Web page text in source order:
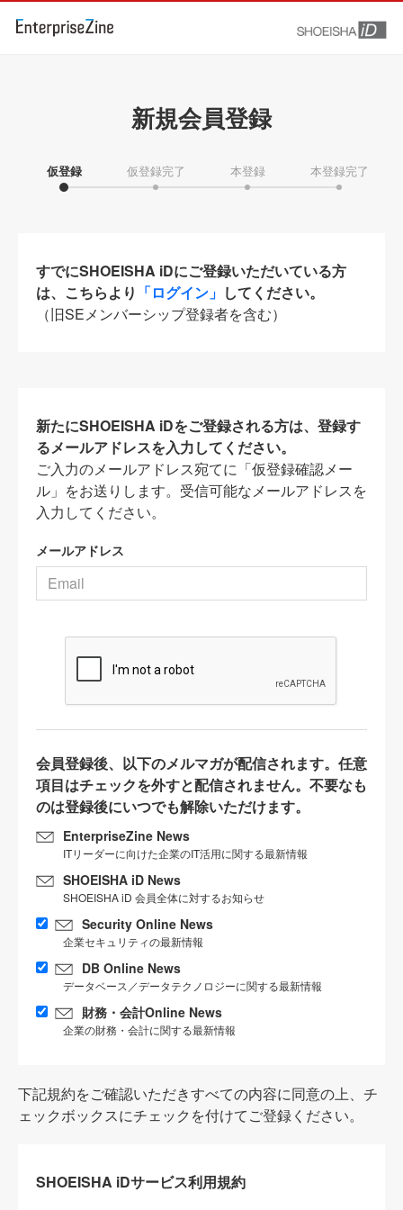
新規会員登録
仮登録 仮登録完了 本登録 本登録完了
すでにSHOEISHA iDにご登録いただいている方
は、こちらより 「ログイン」 してください。
（旧SEメンバーシップ登録者を含む）
新たにSHOEISHA iDをご登録される方は、登録す
るメールアドレスを入力してください。
ご入力のメールアドレス宛てに「仮登録確認メー
ル」をお送りします。受信可能なメールアドレスを
入力してください。
メールアドレス
会員登録後、以下のメルマガが配信されます。任意
項目はチェックを外すと配信されません。不要なも
のは登録後にいつでも解除いただけます。
EnterpriseZine News
ITリーダーに向けた企業のIT活用に関する最新情報
SHOEISHA iD News
SHOEISHA iD 会員全体に対するお知らせ
Security Online News
企業セキュリティの最新情報
DB Online News
データベース／データテクノロジーに関する最新情報
財務・会計Online News
企業の財務・会計に関する最新情報
下記規約をご確認いただきすべての内容に同意の上、チ
ェックボックスにチェックを付けてご登録ください。
SHOEISHA iDサービス利用規約